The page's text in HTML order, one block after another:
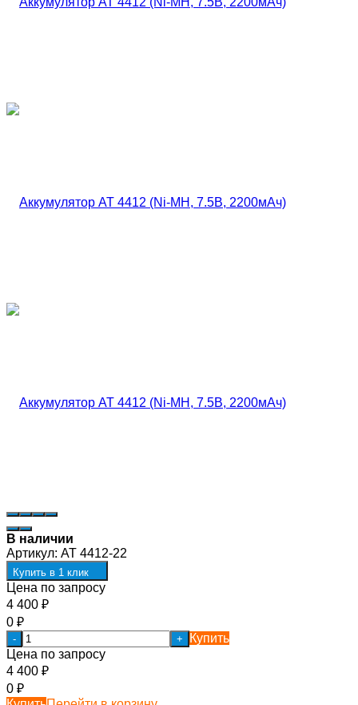
В наличии
Артикул: AT 4412-22
Купить в 1 клик
Цена по запросу
4 400 ₽
0 ₽
- +
Купить
Цена по запросу
4 400 ₽
0 ₽